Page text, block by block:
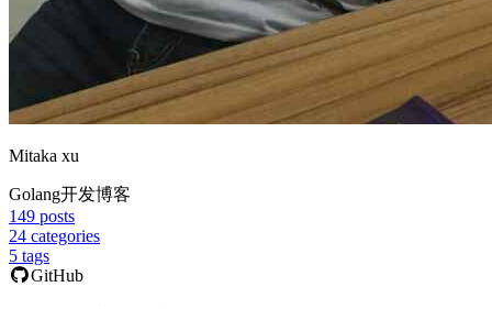
Mitaka xu
Golang开发博客
149 posts
24 categories
5 tags
GitHub